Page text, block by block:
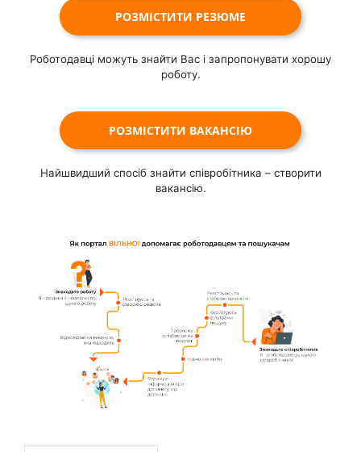
РОЗМІСТИТИ РЕЗЮМЕ
Роботодавці можуть знайти Вас і запропонувати хорошу
роботу.
РОЗМІСТИТИ ВАКАНСІЮ
Найшвидший спосіб знайти співробітника – створити
вакансію.